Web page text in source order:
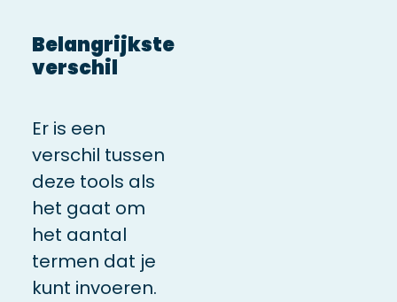
Belangrijkste
verschil
Er is een
verschil tussen
deze tools als
het gaat om
het aantal
termen dat je
kunt invoeren.